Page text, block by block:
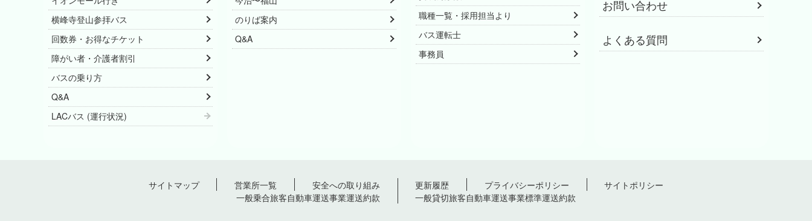
横峰寺登山参拝バス
回数券・お得なチケット
障がい者・介護者割引
バスの乗り方
Q&A
LACバス (運行状況)
のりば案内
Q&A
職種一覧・採用担当より
バス運転士
事務員
お問い合わせ
よくある質問
サイトマップ 営業所一覧 安全への取り組み 更新履歴 プライバシーポリシー
サイトポリシー
一般乗合旅客自動車運送事業運送約款
一般貸切旅客自動車運送事業標準運送約款